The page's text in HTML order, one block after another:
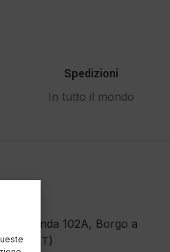
Spedizioni
In tutto il mondo
Fonda 102A, Borgo a
(PT)